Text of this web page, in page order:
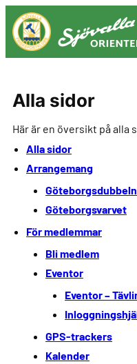
Hoppa
till
innehåll
Alla sidor
Här är en översikt på alla
Alla sidor
Arrangemang
Göteborgsdubbeln
Göteborgsvarvet
För medlemmar
Bli medlem
Eventor
Eventor –
GPS-trackers
Kalender